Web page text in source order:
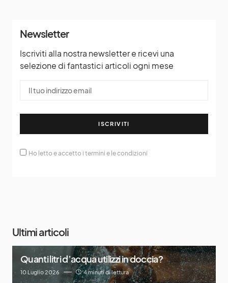
Newsletter
Iscriviti alla nostra newsletter e ricevi una
selezione di fantastici articoli ogni mese
ISCRIVITI
Ho letto e accetto i termini e le condizioni
Ultimi articoli
Quanti litri d’acqua utilizzi in doccia?
10 Luglio 2026 4 minuti di lettura